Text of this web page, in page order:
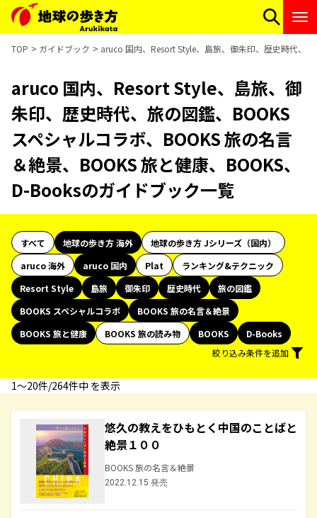
TOP ガイドブック aruco 国内、Resort Style、島旅、御朱印、歴史時代、
aruco 国内、Resort Style、島旅、御
朱印、歴史時代、旅の図鑑、BOOKS
スペシャルコラボ、BOOKS 旅の名言
＆絶景、BOOKS 旅と健康、BOOKS、
D-Booksのガイドブック一覧
すべて 地球の歩き方 海外
地球の歩き方 Jシリーズ（国内）
aruco 海外
aruco 国内 Plat
ランキング&テクニック
Resort Style
島旅 御朱印 歴史時代
旅の図鑑
BOOKS スペシャルコラボ
BOOKS 旅の名言＆絶景
BOOKS 旅と健康
BOOKS 旅の読み物 BOOKS
D-Books
絞り込み条件を追加
1〜20件/264件中 を表示
悠久の教えをひもとく中国のことばと
絶景１００
BOOKS 旅の名言＆絶景
2022.12.15 発売